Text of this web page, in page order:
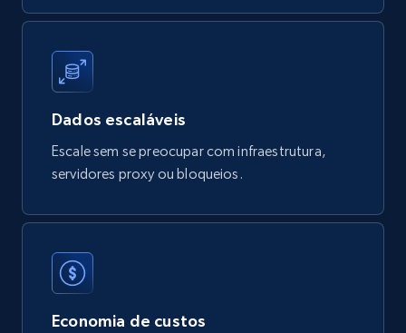
Digikey - Products
Description, Manufacturer, Manufacturer url,
Datasheet url, Rohs compliant, and more.
eCommerce
80+
mercadolivre.com.br products
Tags, Final price, Original price, and more.
Dados escaláveis
Escale sem se preocupar com infraestrutura,
servidores proxy ou bloqueios.
Economia de custos